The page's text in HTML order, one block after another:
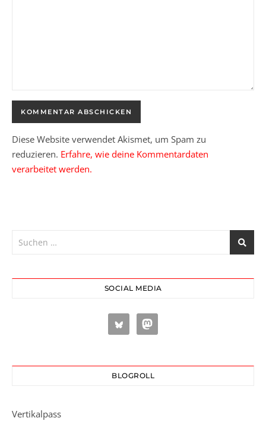
Diese Website verwendet Akismet, um Spam zu
reduzieren. Erfahre, wie deine Kommentardaten
verarbeitet werden.
SOCIAL MEDIA
BLOGROLL
Vertikalpass